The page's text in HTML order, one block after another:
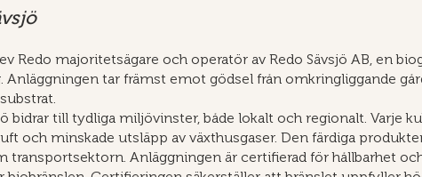
Redo majoritetsägare och operatör av Redo Sävsjö AB, en
Anläggningen tar främst emot gödsel från omkringliggande
bidrar till tydliga miljövinster, både lokalt och regionalt. Varje
och minskade utsläpp av växthusgaser. Den färdiga
transportsektorn. Anläggningen är certifierad för hållbarhet